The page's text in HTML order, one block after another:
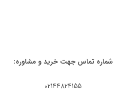
شماره تماس جهت خرید و مشاوره:
02144824155